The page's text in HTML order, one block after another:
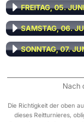
FREITAG, 05.
SAMSTAG, 06.
SONNTAG, 07.
Nach
Die Richtigkeit der oben
dieses Reitturnieres,